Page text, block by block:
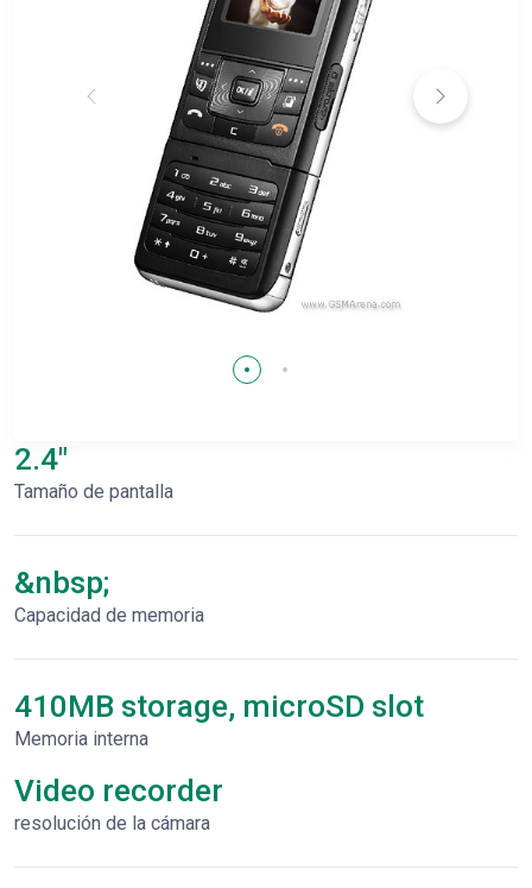
2.4"
Tamaño de pantalla
&nbsp;
Capacidad de memoria
410MB storage, microSD slot
Memoria interna
Video recorder
resolución de la cámara